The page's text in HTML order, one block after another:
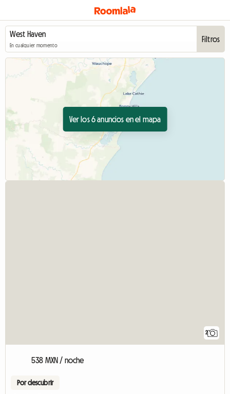
En cualquier momento
Filtros
Ver los 6 anuncios en el mapa
2
538 MXN / noche
Por descubrir